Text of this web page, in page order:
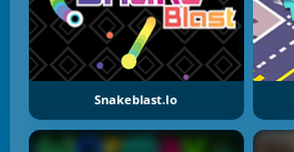
Snakeblast.io